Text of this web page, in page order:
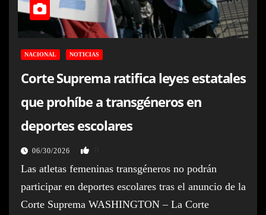
NACIONAL NOTICIAS
Corte Suprema ratifica leyes estatales
que prohíbe a transgéneros en
deportes escolares
06/30/2026
Las atletas femeninas transgéneros no podrán
participar en deportes escolares tras el anuncio de la
Corte Suprema WASHINGTON – La Corte